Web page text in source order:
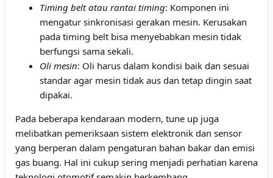
Timing belt atau rantai timing: Komponen ini
mengatur sinkronisasi gerakan mesin. Kerusakan
pada timing belt bisa menyebabkan mesin tidak
berfungsi sama sekali.
Oli mesin: Oli harus dalam kondisi baik dan sesuai
standar agar mesin tidak aus dan tetap dingin saat
dipakai.
Pada beberapa kendaraan modern, tune up juga
melibatkan pemeriksaan sistem elektronik dan sensor
yang berperan dalam pengaturan bahan bakar dan emisi
gas buang. Hal ini cukup sering menjadi perhatian karena